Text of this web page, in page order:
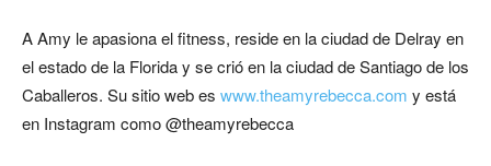
A Amy le apasiona el fitness, reside en la ciudad de Delray en
el estado de la Florida y se crió en la ciudad de Santiago de los
Caballeros. Su sitio web es www.theamyrebecca.com y está
en Instagram como @theamyrebecca